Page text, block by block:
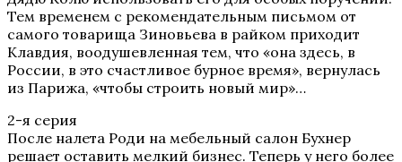
Тем временем с рекомендательным письмом от
самого товарища Зиновьева в райком приходит
Клавдия, воодушевленная тем, что «она здесь, в
России, в это счастливое бурное время», вернулась
из Парижа, «чтобы строить новый мир»…
2-я серия
После налета Роди на мебельный салон Бухнер
решает оставить мелкий бизнес. Теперь у него более